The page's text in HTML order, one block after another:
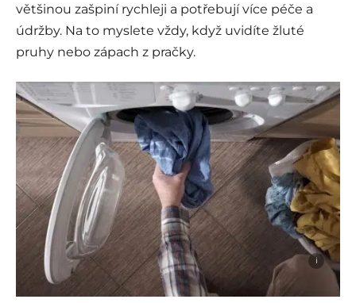
většinou zašpiní rychleji a potřebují více péče a
údržby. Na to myslete vždy, když uvidíte žluté
pruhy nebo zápach z pračky.
i